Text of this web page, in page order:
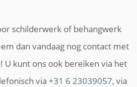
schilderwerk of behangwerk
dan vandaag nog contact met
U kunt ons ook bereiken via het
via +31 6 23039057, via